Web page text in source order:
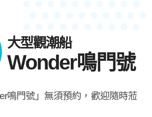
大型觀潮船
Wonder鳴門號
鳴門號」無須預約，歡迎隨時蒞